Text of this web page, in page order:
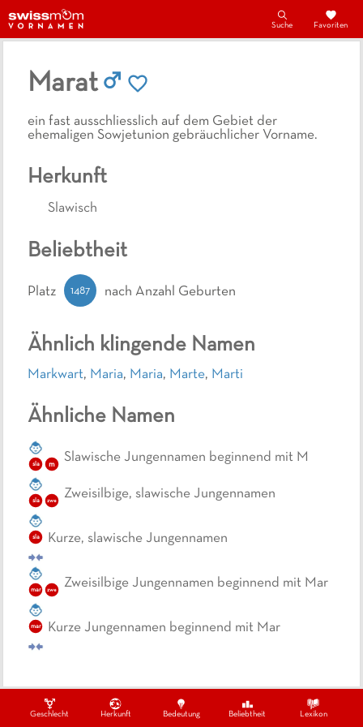
Geschlecht Herkunft Bedeutung Beliebtheit Lexikon
Suche Favoriten
Marat
ein fast ausschliesslich auf dem Gebiet der
ehemaligen Sowjetunion gebräuchlicher Vorname.
Herkunft
Slawisch
Ähnlich klingende Namen
Markwart, Maria, Maria, Marte, Marti
Ähnliche Namen
sla m Slawische Jungennamen beginnend mit M
sla zwe Zweisilbige, slawische Jungennamen
sla Kurze, slawische Jungennamen
mar zwe Zweisilbige Jungennamen beginnend mit Mar
mar Kurze Jungennamen beginnend mit Mar
Beliebtheit
Platz 1487 nach Anzahl Geburten